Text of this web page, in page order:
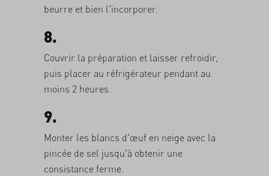
beurre et bien l'incorporer.
8.
Couvrir la préparation et laisser refroidir,
puis placer au réfrigérateur pendant au
moins 2 heures.
9.
Monter les blancs d'œuf en neige avec la
pincée de sel jusqu'à obtenir une
consistance ferme.